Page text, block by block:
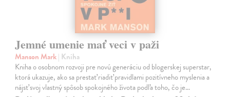
Jemné umenie mať veci v paži
Manson Mark| Kniha
Kniha o osobnom rozvoji pre novú generáciu od blogerskej superstar,
ktorá ukazuje, ako sa prestať riadiť pravidlami pozitívneho myslenia a
nájsť svoj vlastný spôsob spokojného života podľa toho, čo je…